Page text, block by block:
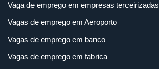
Vaga de emprego em empresas terceirizadas
Vagas de emprego em Aeroporto
Vagas de emprego em banco
Vagas de emprego em fabrica